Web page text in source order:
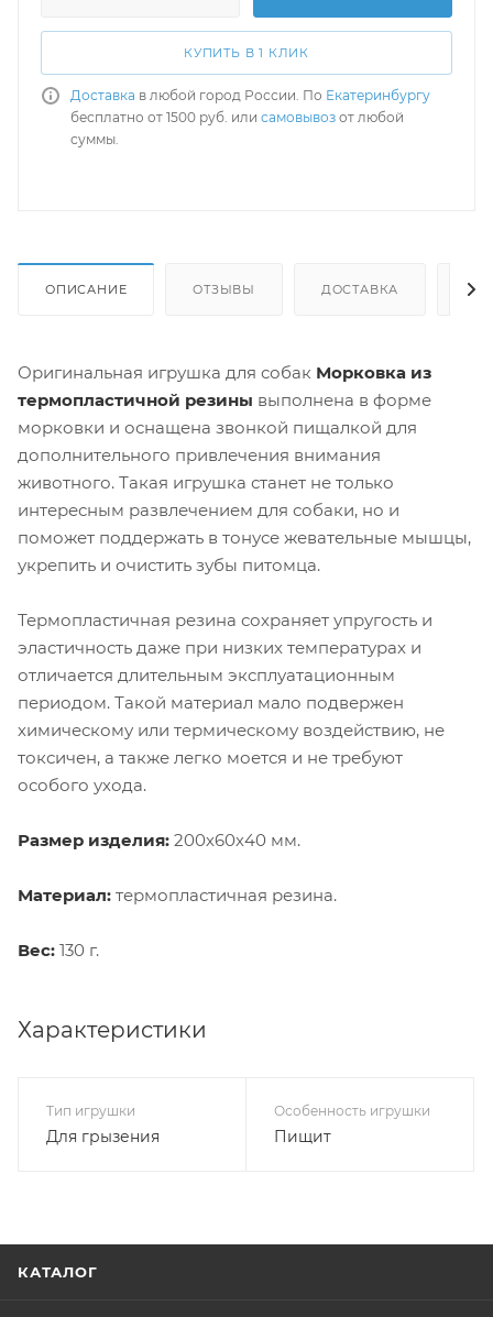
КУПИТЬ В 1 КЛИК
Доставка в любой город России. По Екатеринбургу
бесплатно от 1500 руб. или самовывоз от любой
суммы.
ОПИСАНИЕ ОТЗЫВЫ ДОСТАВКА
Оригинальная игрушка для собак Морковка из
термопластичной резины выполнена в форме
морковки и оснащена звонкой пищалкой для
дополнительного привлечения внимания
животного. Такая игрушка станет не только
интересным развлечением для собаки, но и
поможет поддержать в тонусе жевательные мышцы,
укрепить и очистить зубы питомца.
Термопластичная резина сохраняет упругость и
эластичность даже при низких температурах и
отличается длительным эксплуатационным
периодом. Такой материал мало подвержен
химическому или термическому воздействию, не
токсичен, а также легко моется и не требуют
особого ухода.
Размер изделия: 200х60х40 мм.
Материал: термопластичная резина.
Вес: 130 г.
Характеристики
Тип игрушки
Для грызения
Особенность игрушки
Пищит
КАТАЛОГ